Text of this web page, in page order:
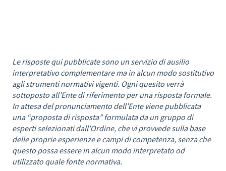
Le risposte qui pubblicate sono un servizio di ausilio
interpretativo complementare ma in alcun modo sostitutivo
agli strumenti normativi vigenti. Ogni quesito verrà
sottoposto all’Ente di riferimento per una risposta formale.
In attesa del pronunciamento dell’Ente viene pubblicata
una “proposta di risposta” formulata da un gruppo di
esperti selezionati dall'Ordine, che vi provvede sulla base
delle proprie esperienze e campi di competenza, senza che
questo possa essere in alcun modo interpretato od
utilizzato quale fonte normativa.